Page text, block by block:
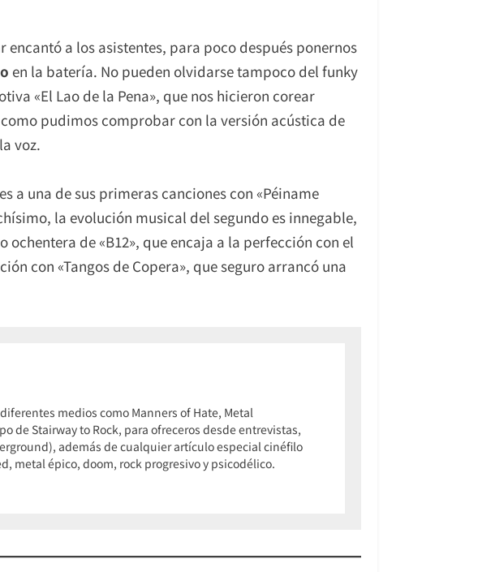
a los asistentes, para poco después ponernos
en la batería. No pueden olvidarse tampoco del funky
«El Lao de la Pena», que nos hicieron corear
pudimos comprobar con la versión acústica de
voz.
a una de sus primeras canciones con «Péiname
la evolución musical del segundo es innegable,
de «B12», que encaja a la perfección con el
con «Tangos de Copera», que seguro arrancó una
medios como Manners of Hate, Metal
de Stairway to Rock, para ofreceros desde entrevistas,
además de cualquier artículo especial cinéfilo
metal épico, doom, rock progresivo y psicodélico.